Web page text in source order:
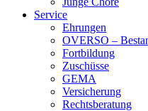
Service
Ehrungen
OVERSO –
Fortbildung
Zuschüsse
GEMA
Versicherung
Rechtsberatung